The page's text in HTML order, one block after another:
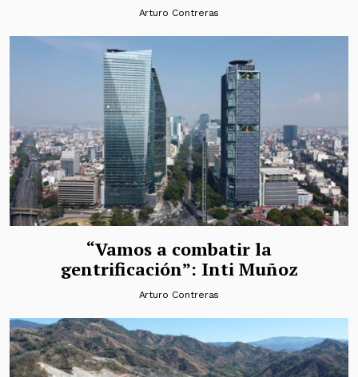
Arturo Contreras
“Vamos a combatir la
gentrificación”: Inti Muñoz
Arturo Contreras